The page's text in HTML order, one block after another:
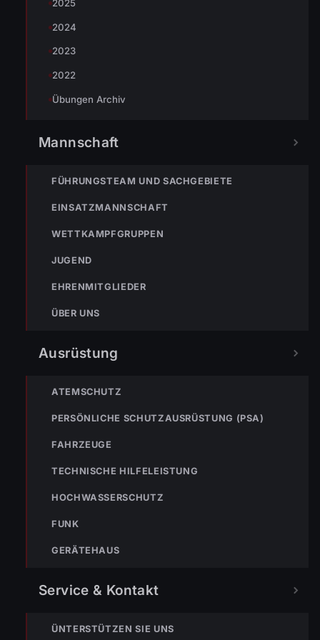
2025
2024
2023
2022
Übungen Archiv
Mannschaft
FÜHRUNGSTEAM UND SACHGEBIETE
EINSATZMANNSCHAFT
WETTKAMPFGRUPPEN
JUGEND
EHRENMITGLIEDER
ÜBER UNS
Ausrüstung
ATEMSCHUTZ
PERSÖNLICHE SCHUTZAUSRÜSTUNG (PSA)
FAHRZEUGE
TECHNISCHE HILFELEISTUNG
HOCHWASSERSCHUTZ
FUNK
GERÄTEHAUS
Service & Kontakt
ÜNTERSTÜTZEN SIE UNS